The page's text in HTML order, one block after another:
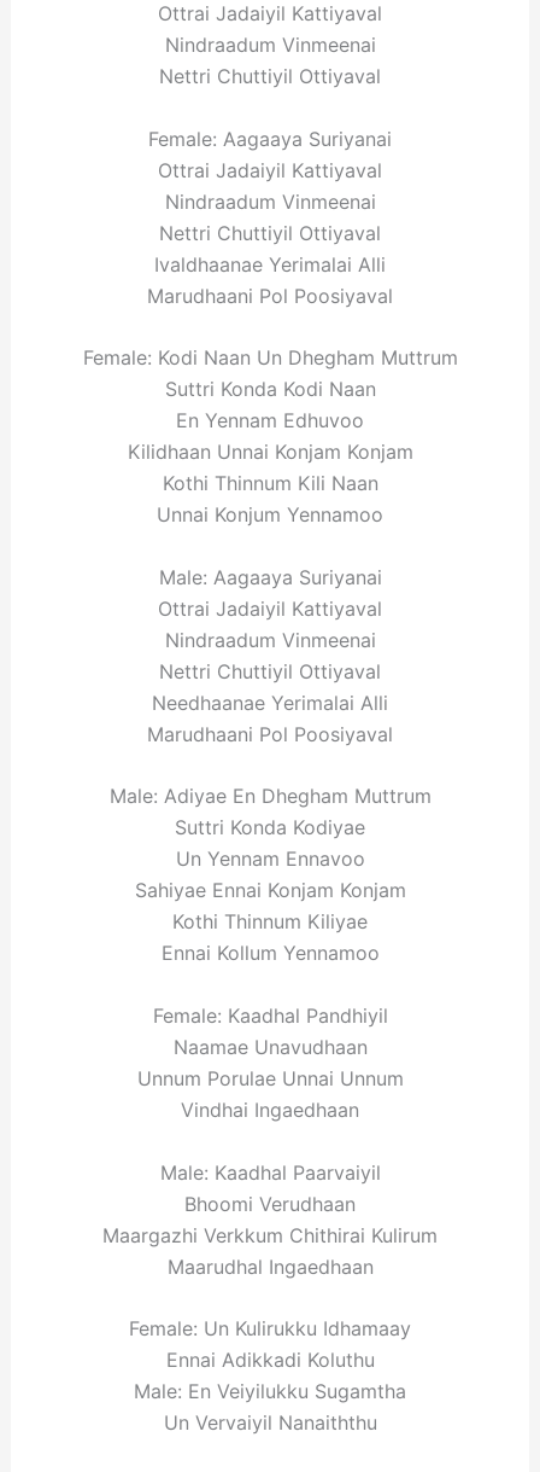
Ottrai Jadaiyil Kattiyaval
Nindraadum Vinmeenai
Nettri Chuttiyil Ottiyaval
Female: Aagaaya Suriyanai
Ottrai Jadaiyil Kattiyaval
Nindraadum Vinmeenai
Nettri Chuttiyil Ottiyaval
Ivaldhaanae Yerimalai Alli
Marudhaani Pol Poosiyaval
Female: Kodi Naan Un Dhegham Muttrum
Suttri Konda Kodi Naan
En Yennam Edhuvoo
Kilidhaan Unnai Konjam Konjam
Kothi Thinnum Kili Naan
Unnai Konjum Yennamoo
Male: Aagaaya Suriyanai
Ottrai Jadaiyil Kattiyaval
Nindraadum Vinmeenai
Nettri Chuttiyil Ottiyaval
Needhaanae Yerimalai Alli
Marudhaani Pol Poosiyaval
Male: Adiyae En Dhegham Muttrum
Suttri Konda Kodiyae
Un Yennam Ennavoo
Sahiyae Ennai Konjam Konjam
Kothi Thinnum Kiliyae
Ennai Kollum Yennamoo
Female: Kaadhal Pandhiyil
Naamae Unavudhaan
Unnum Porulae Unnai Unnum
Vindhai Ingaedhaan
Male: Kaadhal Paarvaiyil
Bhoomi Verudhaan
Maargazhi Verkkum Chithirai Kulirum
Maarudhal Ingaedhaan
Female: Un Kulirukku Idhamaay
Ennai Adikkadi Koluthu
Male: En Veiyilukku Sugamtha
Un Vervaiyil Nanaiththu